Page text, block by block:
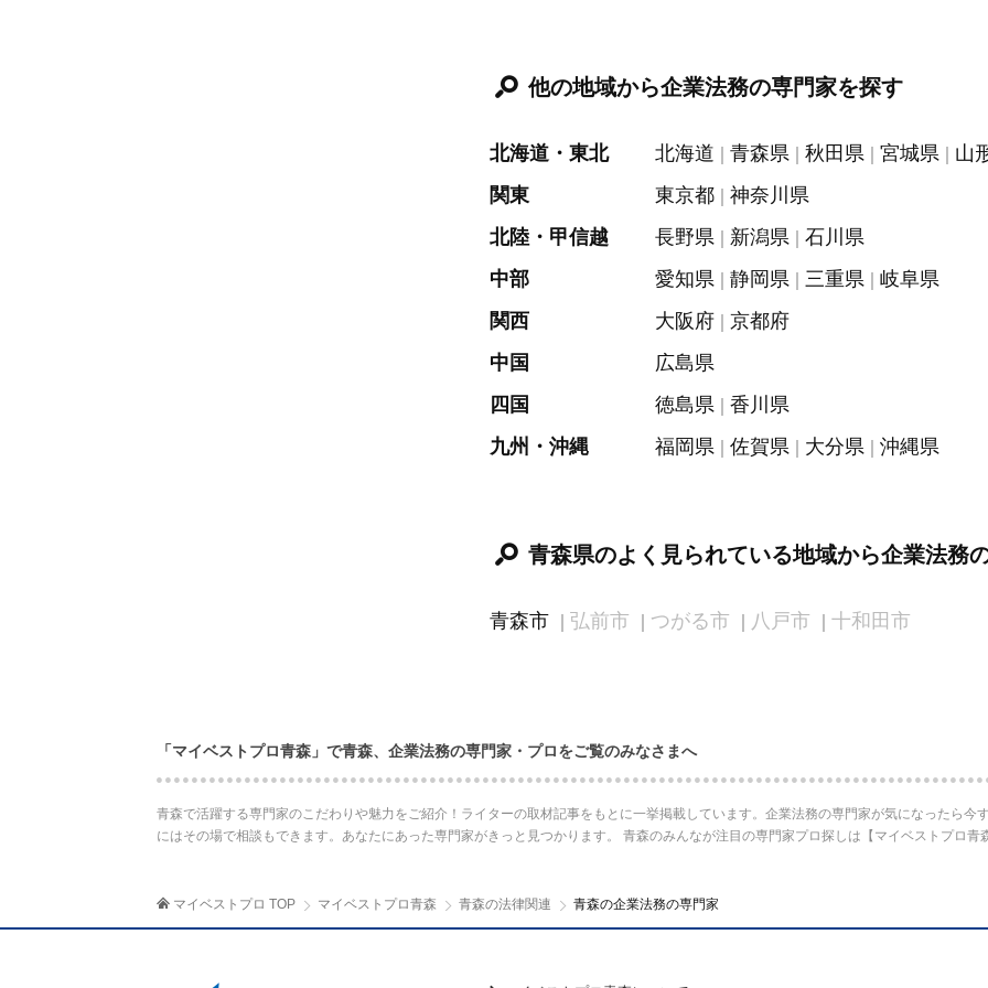
他の地域から企業法務の専門家を探す
北海道・東北 北海道 青森県 秋田県 宮城県
山
関東
東京都
神奈川県
北陸・甲信越
長野県 新潟県
石川県
中部
愛知県 静岡県 三重県
岐阜県
関西
大阪府
京都府
中国
広島県
四国
徳島県
香川県
九州・沖縄
福岡県 佐賀県 大分県 沖縄県
青森県のよく見られている地域から企業法務
青森市 弘前市 つがる市 八戸市 十和田市
「マイベストプロ青森」で青森、企業法務の専門家・プロをご覧のみなさまへ
青森で活躍する専門家のこだわりや魅力をご紹介！ライターの取材記事をもとに一挙掲載しています。企業法務の専門家が気になったら今
にはその場で相談もできます。あなたにあった専門家がきっと見つかります。 青森のみんなが注目の専門家プロ探しは【マイベストプロ青
マイベストプロ TOP マイベストプロ青森 青森の法律関連 青森の企業法務の専門家